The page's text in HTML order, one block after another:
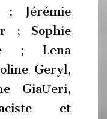
; Jérémie
; Sophie
; Lena
Geryl,
GiaƯeri,
et